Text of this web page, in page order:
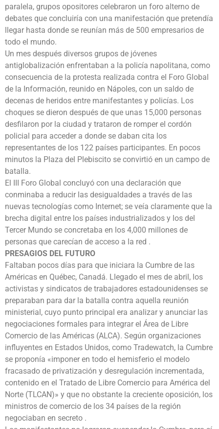
paralela, grupos opositores celebraron un foro alterno de
debates que concluiría con una manifestación que pretendía
llegar hasta donde se reunían más de 500 empresarios de
todo el mundo.
Un mes después diversos grupos de jóvenes
antiglobalización enfrentaban a la policía napolitana, como
consecuencia de la protesta realizada contra el Foro Global
de la Información, reunido en Nápoles, con un saldo de
decenas de heridos entre manifestantes y policías. Los
choques se dieron después de que unas 15,000 personas
desfilaron por la ciudad y trataron de romper el cordón
policial para acceder a donde se daban cita los
representantes de los 122 países participantes. En pocos
minutos la Plaza del Plebiscito se convirtió en un campo de
batalla.
El III Foro Global concluyó con una declaración que
conminaba a reducir las desigualdades a través de las
nuevas tecnologías como Internet; se veía claramente que la
brecha digital entre los países industrializados y los del
Tercer Mundo se concretaba en los 4,000 millones de
personas que carecían de acceso a la red .
PRESAGIOS DEL FUTURO
Faltaban pocos días para que iniciara la Cumbre de las
Américas en Québec, Canadá. Llegado el mes de abril, los
activistas y sindicatos de trabajadores estadounidenses se
preparaban para dar la batalla contra aquella reunión
ministerial, cuyo punto principal era analizar y anunciar las
negociaciones formales para integrar el Área de Libre
Comercio de las Américas (ALCA). Según organizaciones
influyentes en Estados Unidos, como Tradewatch, la Cumbre
se proponía «imponer en todo el hemisferio el modelo
fracasado de privatización y desregulación incrementada,
contenido en el Tratado de Libre Comercio para América del
Norte (TLCAN)» y que no obstante la creciente oposición, los
ministros de comercio de los 34 países de la región
negociaban en secreto .